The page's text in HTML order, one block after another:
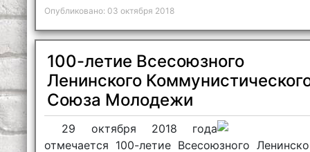
Опубликовано: 03 октября 2018
100-летие Всесоюзного
Ленинского
Союза Молодежи
29 октября 2018 года
отмечается 100-летие Всесоюзного